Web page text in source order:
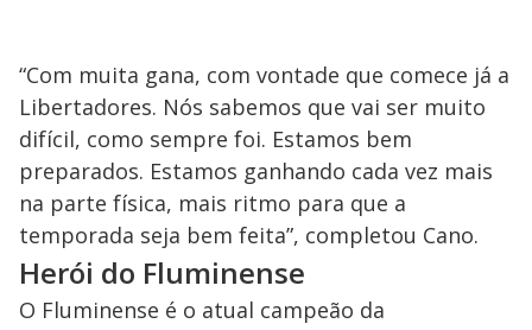
“Com muita gana, com vontade que comece já a
Libertadores. Nós sabemos que vai ser muito
difícil, como sempre foi. Estamos bem
preparados. Estamos ganhando cada vez mais
na parte física, mais ritmo para que a
temporada seja bem feita”, completou Cano.
Herói do Fluminense
O Fluminense é o atual campeão da